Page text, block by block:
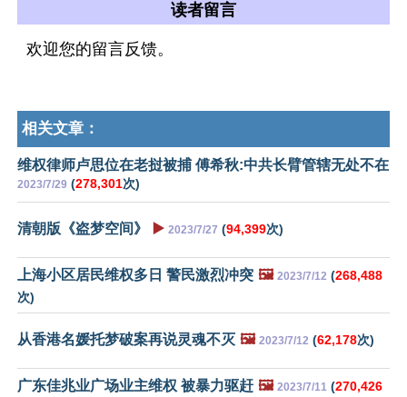
读者留言
欢迎您的留言反馈。
相关文章：
维权律师卢思位在老挝被捕 傅希秋:中共长臂管辖无处不在
2023/7/29 (278,301次)
清朝版《盗梦空间》 ▶️ 2023/7/27 (94,399次)
上海小区居民维权多日 警民激烈冲突 🖼️ 2023/7/12 (268,488
次)
从香港名媛托梦破案再说灵魂不灭 🖼️ 2023/7/12 (62,178次)
广东佳兆业广场业主维权 被暴力驱赶 🖼️ 2023/7/11 (270,426